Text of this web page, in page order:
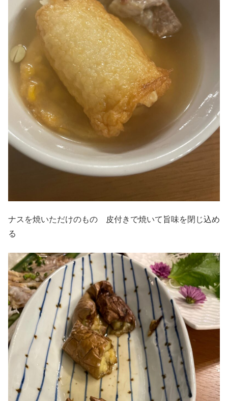
ナスを焼いただけのもの 皮付きで焼いて旨味を閉じ込め
る